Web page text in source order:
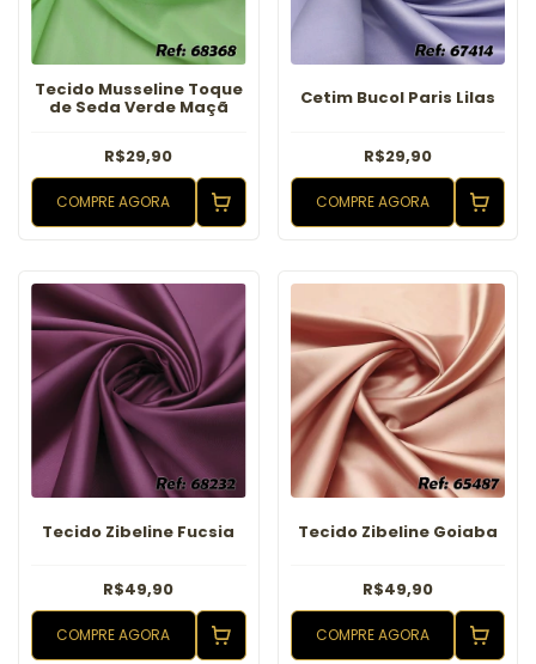
Tecido Musseline Toque
de Seda Verde Maçã
R$29,90
COMPRE AGORA
Cetim Bucol Paris Lilas
R$29,90
COMPRE AGORA
Tecido Zibeline Fucsia
R$49,90
COMPRE AGORA
Tecido Zibeline Goiaba
R$49,90
COMPRE AGORA